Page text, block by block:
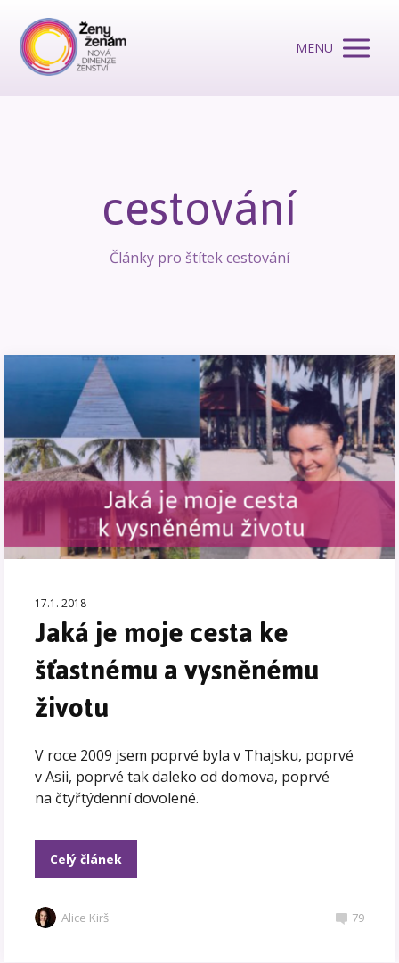
MENU
cestování
Články pro štítek cestování
17.1. 2018
Jaká je moje cesta ke
šťastnému a vysněnému
životu
V roce 2009 jsem poprvé byla v Thajsku, poprvé
v Asii, poprvé tak daleko od domova, poprvé
na čtyřtýdenní dovolené.
Celý článek
Alice Kirš 79